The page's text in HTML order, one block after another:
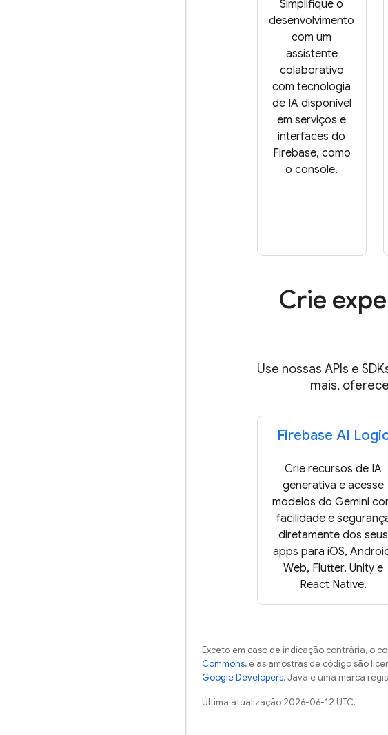
Simplifique o
desenvolvimento
com um
assistente
colaborativo
com tecnologia
de IA disponível
em serviços e
interfaces do
Firebase, como
o console.
Crie
Use nossas APIs e
mais,
Firebase AI
Crie recursos de IA
generativa e acesse
modelos do Gemini
facilidade e
diretamente dos seus
apps para iOS,
Web, Flutter, Unity e
React Native.
Exceto em caso de indicação contrária, o
Commons, e as amostras de código são
Google Developers. Java é uma marca
Última atualização 2026-06-12 UTC.